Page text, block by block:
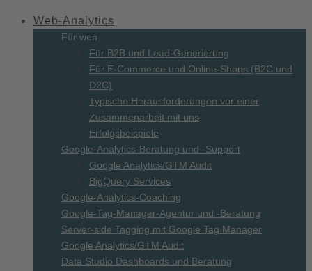
Web-Analytics
Für wen
Für B2B und Lead-Generierung
Für E-Commerce und Online-Shops (B2C und
D2C)
Typische Herausforderungen vor einer
Zusammenarbeit mit uns
Erfolgsbeispiele
Google-Analytics-Beratung und -Support
Google Analytics/GTM Audit
BigQuery Services
Google-Analytics-Coaching
Google-Tag-Manager-Agentur und -Beratung
Server-side Tagging mit Google Tag Manager
Google Analytics/GTM Audit
Data Studio Dashboards und Beratung